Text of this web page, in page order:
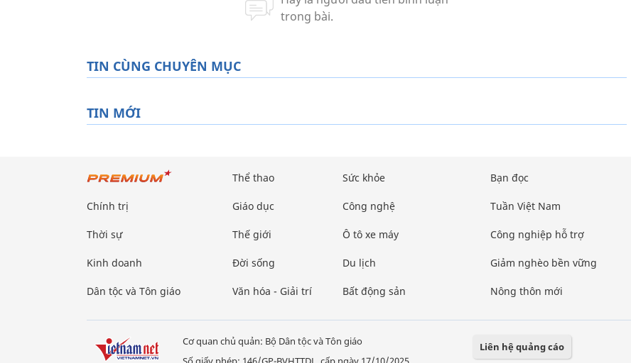
TIN CÙNG CHUYÊN MỤC
TIN MỚI
Chính trị
Thời sự
Kinh doanh
Dân tộc và Tôn giáo
Thể thao
Giáo dục
Thế giới
Đời sống
Văn hóa - Giải trí
Sức khỏe
Công nghệ
Ô tô xe máy
Du lịch
Bất động sản
Bạn đọc
Tuần Việt Nam
Công nghiệp hỗ trợ
Giảm nghèo bền vững
Nông thôn mới
Cơ quan chủ quản: Bộ Dân tộc và Tôn giáo
Liên hệ quảng cáo